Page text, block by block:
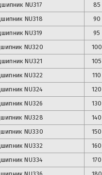
NU317 85
NU318 90
NU319 95
NU320 100
NU321 105
NU322 110
NU324 120
NU326 130
NU328 140
NU330 150
NU332 160
NU334 170